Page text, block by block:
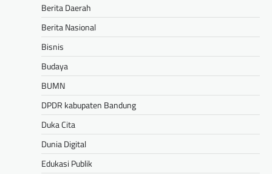
Berita Daerah
Berita Nasional
Bisnis
Budaya
BUMN
DPDR kabupaten Bandung
Duka Cita
Dunia Digital
Edukasi Publik